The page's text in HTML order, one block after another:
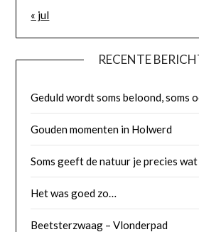
« jul
RECENTE
Geduld wordt soms beloond, soms
Gouden momenten in Holwerd
Soms geeft de natuur je precies
Het was goed zo…
Beetsterzwaag – Vlonderpad